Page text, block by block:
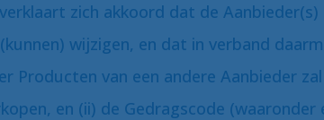
zich akkoord dat de Aanbieder(s)
wijzigen, en dat in verband
Producten van een andere Aanbieder
en (ii) de Gedragscode (waaronder